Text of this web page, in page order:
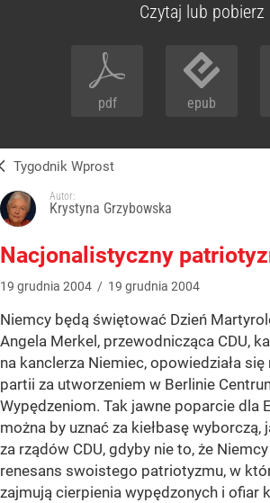
Czytaj lub pobierz
pdf epub
Tygodnik Wprost
Autor:
Krystyna Grzybowska
Nacjonalistyczny
19 grudnia 2004 / 19 grudnia 2004
Niemcy będą świętować Dzień
Angela Merkel, przewodnicząca CDU,
na kanclerza Niemiec, opowiedziała
partii za utworzeniem w Berlinie
Wypędzeniom. Tak jawne poparcie dla
można by uznać za kiełbasę wyborczą,
za rządów CDU, gdyby nie to, że
renesans swoistego patriotyzmu, w
zajmują cierpienia wypędzonych i ofiar